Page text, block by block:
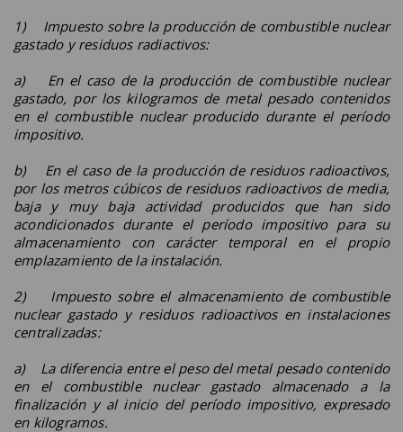
1) Impuesto sobre la producción de combustible nuclear
gastado y residuos radiactivos:
a) En el caso de la producción de combustible nuclear
gastado, por los kilogramos de metal pesado contenidos
en el combustible nuclear producido durante el período
impositivo.
b) En el caso de la producción de residuos radioactivos,
por los metros cúbicos de residuos radioactivos de media,
baja y muy baja actividad producidos que han sido
acondicionados durante el período impositivo para su
almacenamiento con carácter temporal en el propio
emplazamiento de la instalación.
2) Impuesto sobre el almacenamiento de combustible
nuclear gastado y residuos radioactivos en instalaciones
centralizadas:
a) La diferencia entre el peso del metal pesado contenido
en el combustible nuclear gastado almacenado a la
finalización y al inicio del período impositivo, expresado
en kilogramos.